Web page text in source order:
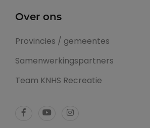
Over ons
Provincies / gemeentes
Samenwerkingspartners
Team KNHS Recreatie